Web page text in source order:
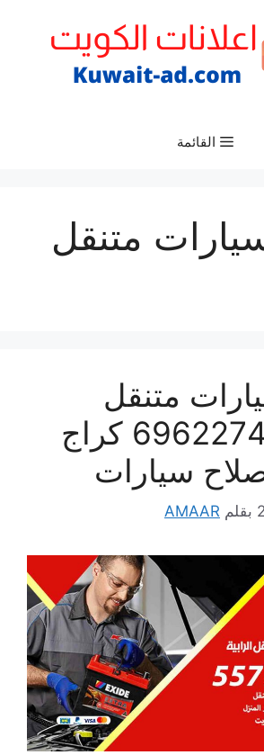
القائمة
متنقل
متنقل
الرابية 69622745 كراج
سيارات
بقلم AMAAR